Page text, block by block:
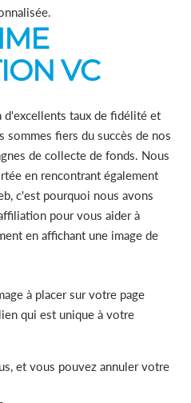
VC
d'excellents taux de fidélité et
sommes fiers du succès de nos
de collecte de fonds. Nous
en rencontrant également
c'est pourquoi nous avons
pour vous aider à
en affichant une image de
à placer sur votre page
qui est unique à votre
et vous pouvez annuler votre